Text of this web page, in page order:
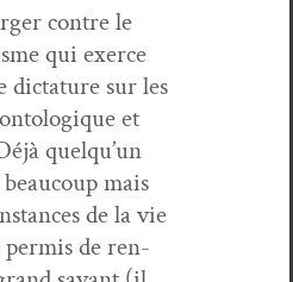
con­tre le
qui exerce
dic­tature sur les
et
quelqu’un
mais
de la vie
per­mis de ren­